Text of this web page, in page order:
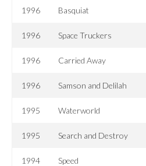
1996 Basquiat
1996 Space Truckers
1996 Carried Away
1996 Samson and Delilah
1995 Waterworld
1995 Search and Destroy
1994 Speed